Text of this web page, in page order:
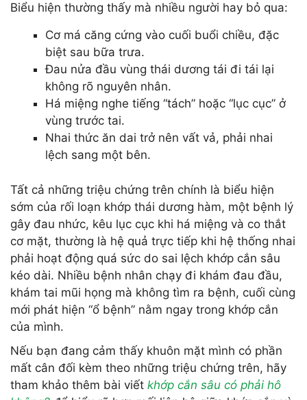
Biểu hiện thường thấy mà nhiều người hay bỏ qua:
Cơ má căng cứng vào cuối buổi chiều, đặc
biệt sau bữa trưa.
Đau nửa đầu vùng thái dương tái đi tái lại
không rõ nguyên nhân.
Há miệng nghe tiếng “tách” hoặc “lục cục” ở
vùng trước tai.
Nhai thức ăn dai trở nên vất vả, phải nhai
lệch sang một bên.
Tất cả những triệu chứng trên chính là biểu hiện
sớm của rối loạn khớp thái dương hàm, một bệnh lý
gây đau nhức, kêu lục cục khi há miệng và co thắt
cơ mặt, thường là hệ quả trực tiếp khi hệ thống nhai
phải hoạt động quá sức do sai lệch khớp cắn sâu
kéo dài. Nhiều bệnh nhân chạy đi khám đau đầu,
khám tai mũi họng mà không tìm ra bệnh, cuối cùng
mới phát hiện “ổ bệnh” nằm ngay trong khớp cắn
của mình.
Nếu bạn đang cảm thấy khuôn mặt mình có phần
mất cân đối kèm theo những triệu chứng trên, hãy
tham khảo thêm bài viết khớp cắn sâu có phải hô